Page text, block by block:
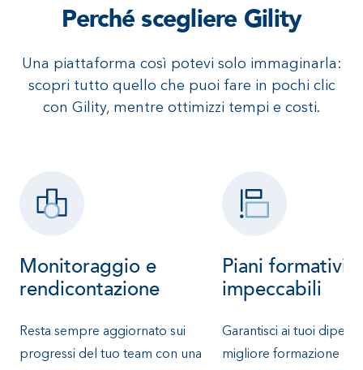
Perché scegliere Gility
Una piattaforma così potevi solo immaginarla:
scopri tutto quello che puoi fare in pochi clic
con Gility, mentre ottimizzi tempi e costi.
Monitoraggio e
rendicontazione
Resta sempre aggiornato sui
progressi del tuo team con una
Piani formativi
impeccabili
Garantisci ai tuoi
migliore formazione